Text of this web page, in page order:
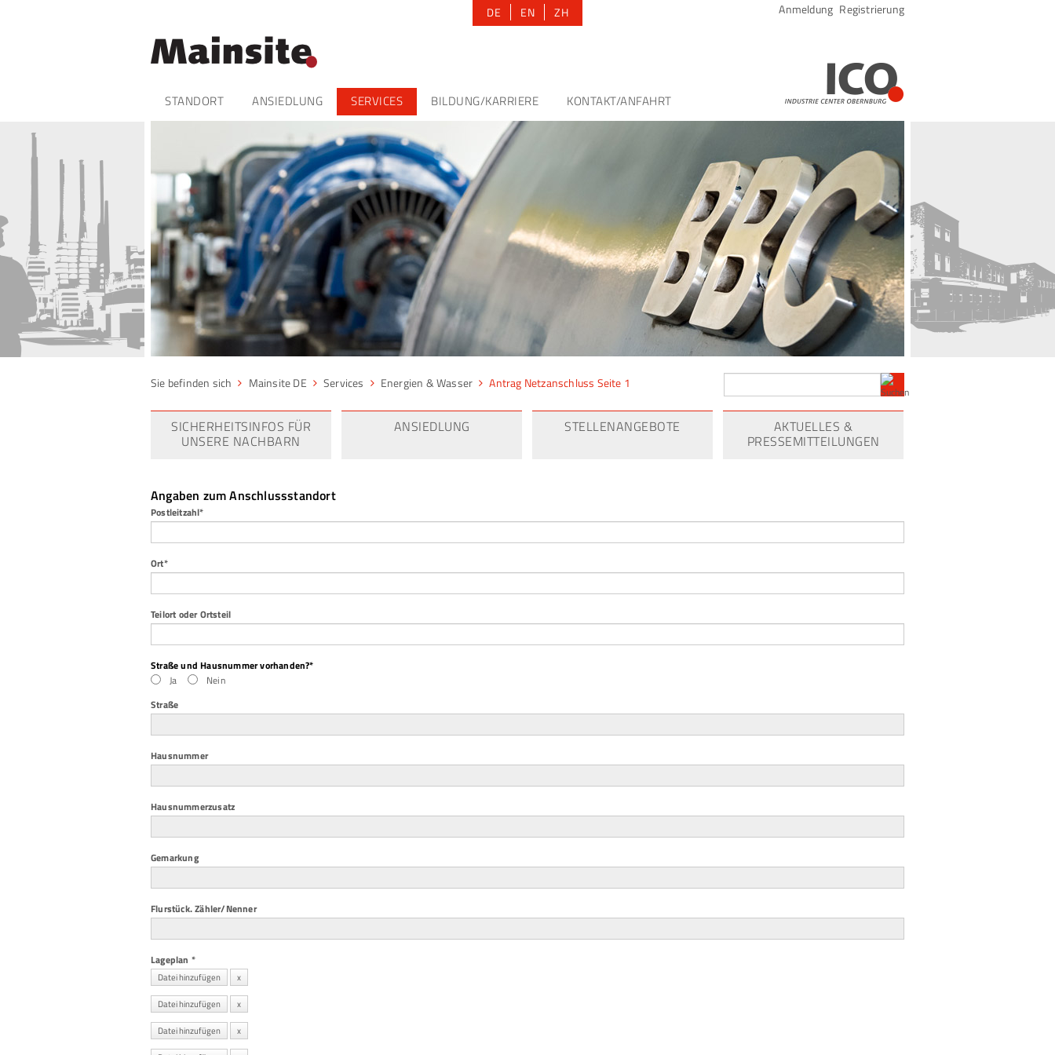
DE EN ZH Navigation
überspringen
Anmeldung Registrierung
überspringen
STANDORT ANSIEDLUNG SERVICES BILDUNG/KARRIERE KONTAKT/ANFAHRT
Mainsite DE Services Energien & Wasser Antrag Netzanschluss Seite 1
SICHERHEITSINFOS FÜR
UNSERE NACHBARN
ANSIEDLUNG STELLENANGEBOTE AKTUELLES &
PRESSEMITTEILUNGEN
Angaben zum Anschlussstandort
Pflichtfeld
Postleitzahl*
Pflichtfeld
Ort*
Teilort oder Ortsteil
Pflichtfeld
Straße und Hausnummer vorhanden?*
Ja
Nein
Pflichtfeld
Straße
Pflichtfeld
Hausnummer
Hausnummerzusatz
Pflichtfeld
Gemarkung
Pflichtfeld
Flurstück. Zähler/Nenner
Pflichtfeld
Lageplan *
Datei hinzufügen x
Datei hinzufügen x
Datei hinzufügen x